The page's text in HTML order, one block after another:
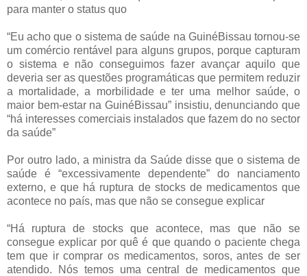
para manter o status quo
“Eu acho que o sistema de saúde na GuinéBissau tornou-se
um comércio rentável para alguns grupos, porque capturam
o sistema e não conseguimos fazer avançar aquilo que
deveria ser as questões programáticas que permitem reduzir
a mortalidade, a morbilidade e ter uma melhor saúde, o
maior bem-estar na GuinéBissau” insistiu, denunciando que
“há interesses comerciais instalados que fazem do no sector
da saúde”
Por outro lado, a ministra da Saúde disse que o sistema de
saúde é “excessivamente dependente” do nanciamento
externo, e que há ruptura de stocks de medicamentos que
acontece no país, mas que não se consegue explicar
“Há ruptura de stocks que acontece, mas que não se
consegue explicar por quê é que quando o paciente chega
tem que ir comprar os medicamentos, soros, antes de ser
atendido. Nós temos uma central de medicamentos que